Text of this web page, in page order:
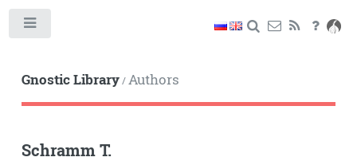
Gnostic Library/Authors
Schramm T.